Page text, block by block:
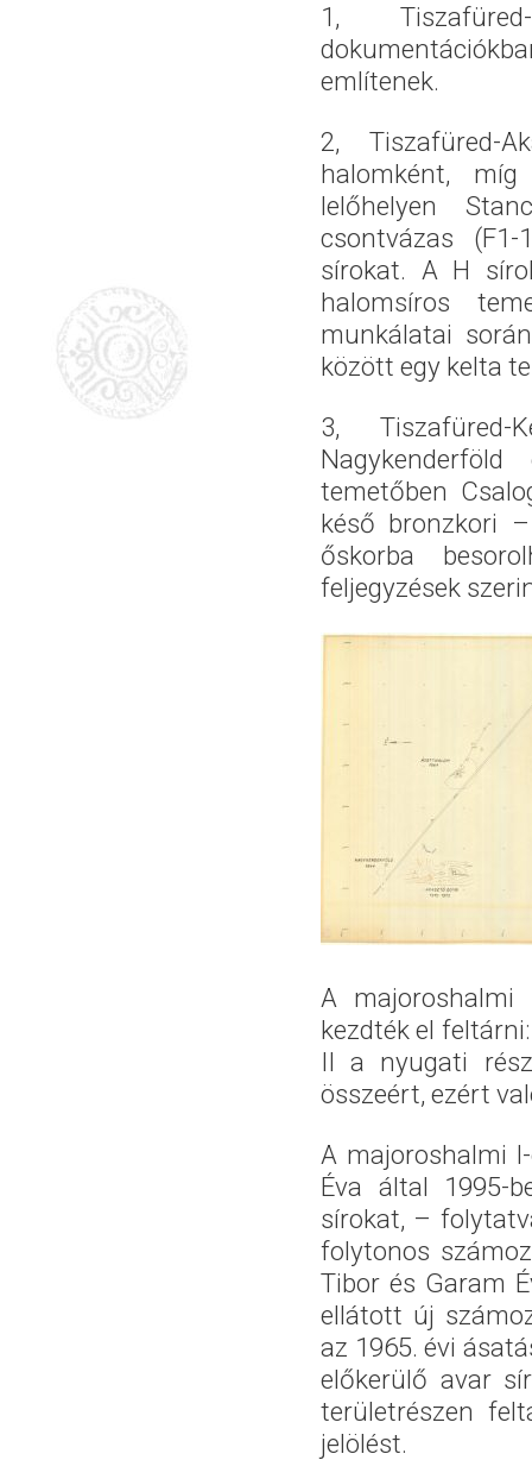
1,
említenek.
2, Tiszafüred-
halomként,
lelőhelyen
csontvázas
sírokat. A H
halomsíros
munkálatai
között egy kelta
3, Tiszafüred-
temetőben
késő bronzkori
őskorba
feljegyzések
A majoroshalmi
kezdték el
II a nyugati
összeért, ezért
A majoroshalmi
Éva által 1995-
sírokat, –
folytonos
Tibor és Garam
ellátott új
az 1965. évi
előkerülő avar
területrészen
jelölést.